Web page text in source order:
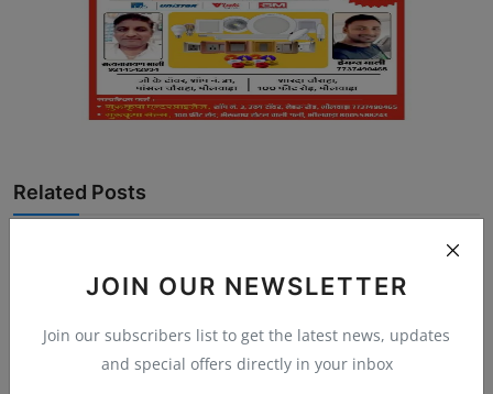
JOIN OUR NEWSLETTER
Join our subscribers list to get the latest news, updates
and special offers directly in your inbox
Related Posts